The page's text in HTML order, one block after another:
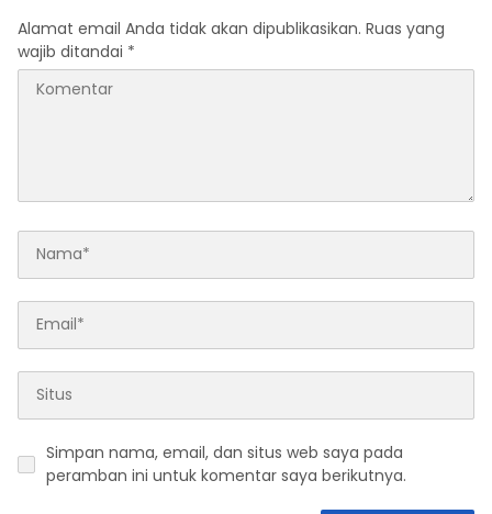
Alamat email Anda tidak akan dipublikasikan. Ruas yang
wajib ditandai *
Simpan nama, email, dan situs web saya pada
peramban ini untuk komentar saya berikutnya.